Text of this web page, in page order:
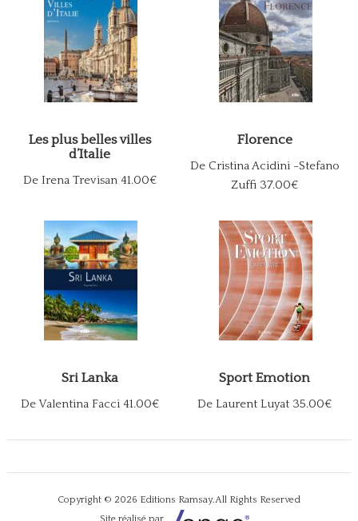
Les plus belles villes
d’Italie
De Irena Trevisan 41.00€
Florence
De Cristina Acidini -Stefano
Zuffi 37.00€
Sri Lanka
De Valentina Facci 41.00€
Sport Emotion
De Laurent Luyat 35.00€
Copyright © 2026 Editions Ramsay.All Rights Reserved
Site réalisé par